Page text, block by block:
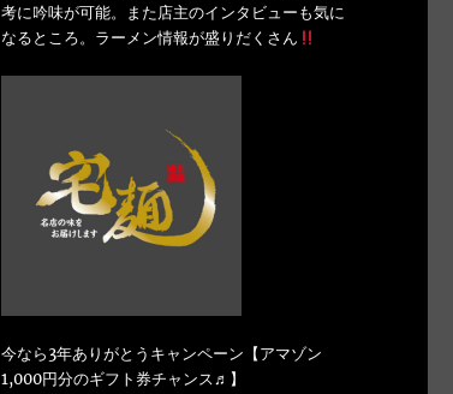
考に吟味が可能。また店主のインタビューも気に
なるところ。ラーメン情報が盛りだくさん
今なら3年ありがとうキャンペーン【アマゾン
1,000円分のギフト券チャンス♬】